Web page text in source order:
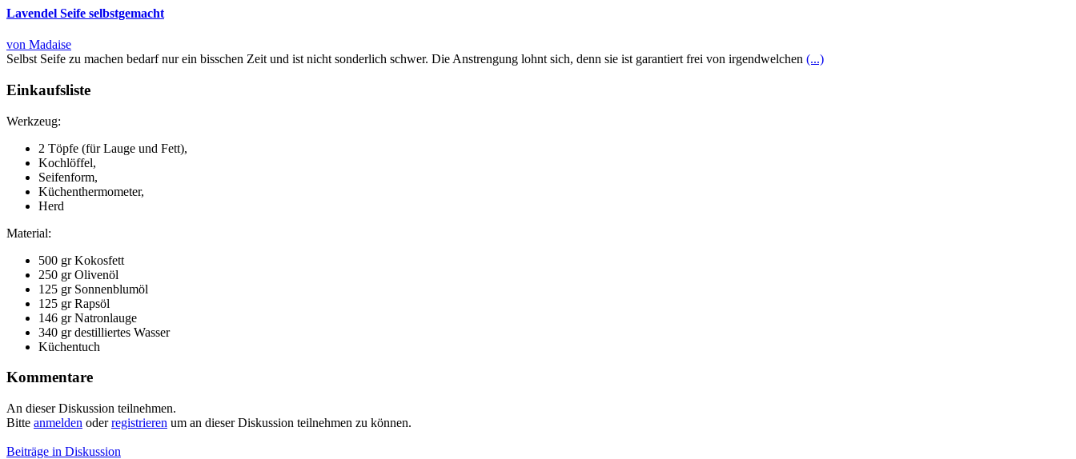
Lavendel Seife selbstgemacht
von Madaise
Selbst Seife zu machen bedarf nur ein bisschen Zeit und ist nicht sonderlich schwer. Die Anstrengung lohnt sich, denn sie ist garantiert frei von irgendwelchen (...)
Einkaufsliste
Werkzeug:
2 Töpfe (für Lauge und Fett),
Kochlöffel,
Seifenform,
Küchenthermometer,
Herd
Material:
500 gr Kokosfett
250 gr Olivenöl
125 gr Sonnenblumöl
125 gr Rapsöl
146 gr Natronlauge
340 gr destilliertes Wasser
Küchentuch
Kommentare
An dieser Diskussion teilnehmen.
Bitte anmelden oderregistrieren um an dieser Diskussion teilnehmen zu können.
Beiträge in Diskussion